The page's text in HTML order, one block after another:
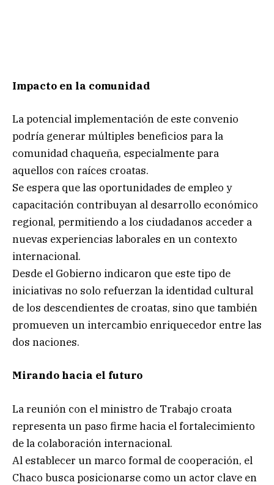
Impacto en la comunidad
La potencial implementación de este convenio
podría generar múltiples beneficios para la
comunidad chaqueña, especialmente para
aquellos con raíces croatas.
Se espera que las oportunidades de empleo y
capacitación contribuyan al desarrollo económico
regional, permitiendo a los ciudadanos acceder a
nuevas experiencias laborales en un contexto
internacional.
Desde el Gobierno indicaron que este tipo de
iniciativas no solo refuerzan la identidad cultural
de los descendientes de croatas, sino que también
promueven un intercambio enriquecedor entre las
dos naciones.
Mirando hacia el futuro
La reunión con el ministro de Trabajo croata
representa un paso firme hacia el fortalecimiento
de la colaboración internacional.
Al establecer un marco formal de cooperación, el
Chaco busca posicionarse como un actor clave en